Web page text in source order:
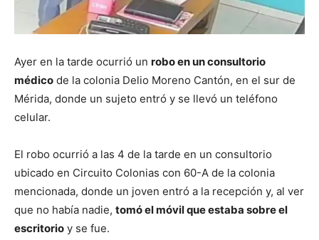
Ayer en la tarde ocurrió un robo en un consultorio
médico de la colonia Delio Moreno Cantón, en el sur de
Mérida, donde un sujeto entró y se llevó un teléfono
celular.
El robo ocurrió a las 4 de la tarde en un consultorio
ubicado en Circuito Colonias con 60-A de la colonia
mencionada, donde un joven entró a la recepción y, al ver
que no había nadie, tomó el móvil que estaba sobre el
escritorio y se fue.